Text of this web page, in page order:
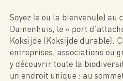
Soyez le ou la bienvenu(e)
Duinenhuis, le « port
Koksijde (Koksijde durable).
entreprises, associations ou
y découvrir toute la
un endroit unique : au